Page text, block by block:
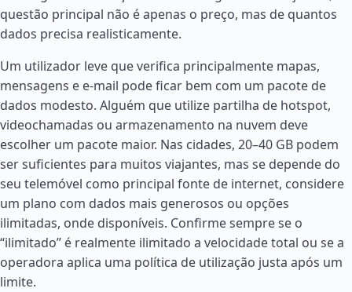
questão principal não é apenas o preço, mas de quantos
dados precisa realisticamente.
Um utilizador leve que verifica principalmente mapas,
mensagens e e-mail pode ficar bem com um pacote de
dados modesto. Alguém que utilize partilha de hotspot,
videochamadas ou armazenamento na nuvem deve
escolher um pacote maior. Nas cidades, 20–40 GB podem
ser suficientes para muitos viajantes, mas se depende do
seu telemóvel como principal fonte de internet, considere
um plano com dados mais generosos ou opções
ilimitadas, onde disponíveis. Confirme sempre se o
“ilimitado” é realmente ilimitado a velocidade total ou se a
operadora aplica uma política de utilização justa após um
limite.